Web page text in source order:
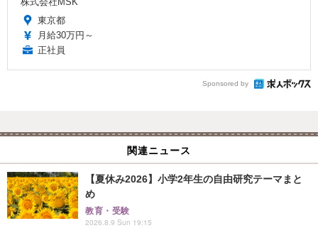
東京都
月給30万円～
正社員
Sponsored by
関連ニュース
【夏休み2026】小学2年生の自由研究テーマまと
め
教育・受験
2026.8.9 Sun 19:15